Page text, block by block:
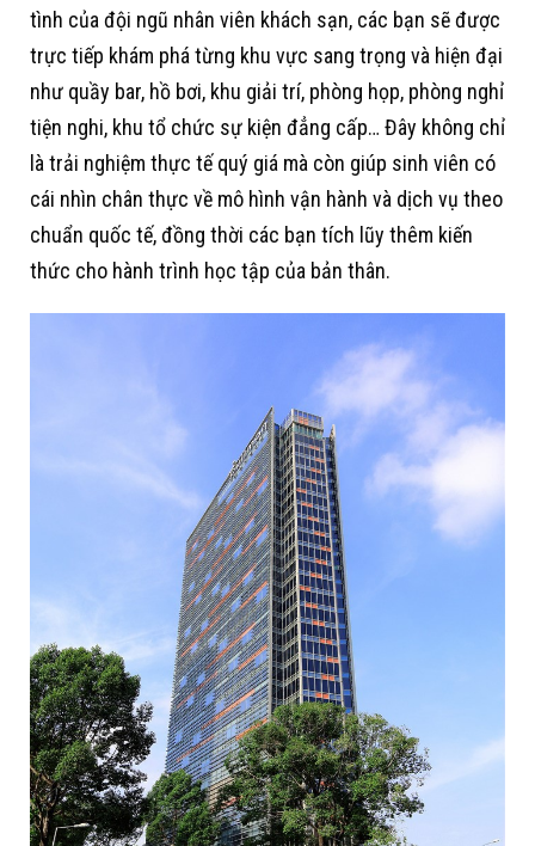
tình của đội ngũ nhân viên khách sạn, các bạn sẽ được
trực tiếp khám phá từng khu vực sang trọng và hiện đại
như quầy bar, hồ bơi, khu giải trí, phòng họp, phòng nghỉ
tiện nghi, khu tổ chức sự kiện đẳng cấp… Đây không chỉ
là trải nghiệm thực tế quý giá mà còn giúp sinh viên có
cái nhìn chân thực về mô hình vận hành và dịch vụ theo
chuẩn quốc tế, đồng thời các bạn tích lũy thêm kiến
thức cho hành trình học tập của bản thân.